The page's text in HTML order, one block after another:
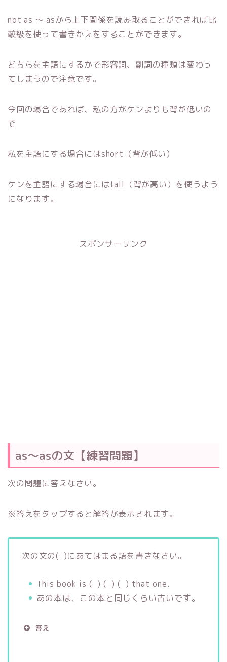
not as ～ asから上下関係を読み取ることができれば比
較級を使って書きかえをすることができます。
どちらを主語にするかで形容詞、副詞の種類は変わっ
てしまうので注意です。
今回の場合であれば、私の方がケンよりも背が低いの
で
私を主語にする場合にはshort（背が低い）
ケンを主語にする場合にはtall（背が高い）を使うよう
になります。
スポンサーリンク
as～asの文【練習問題】
次の問題に答えなさい。
※答えをタップすると解答が表示されます。
次の文の( )にあてはまる語を書きなさい。
This book is ( ) ( ) ( ) that one.
あの本は、この本と同じくらい古いです。
答え